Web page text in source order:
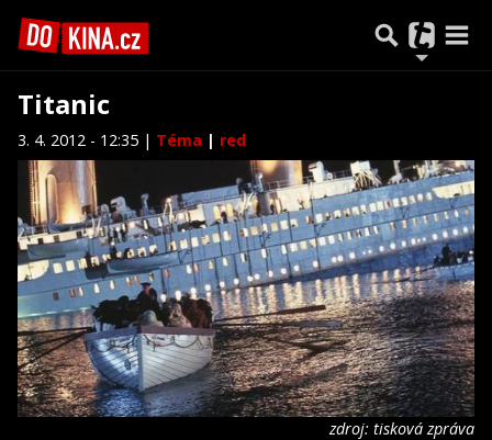
Titanic
3. 4. 2012 - 12:35 | Téma | red
zdroj: tisková zpráva